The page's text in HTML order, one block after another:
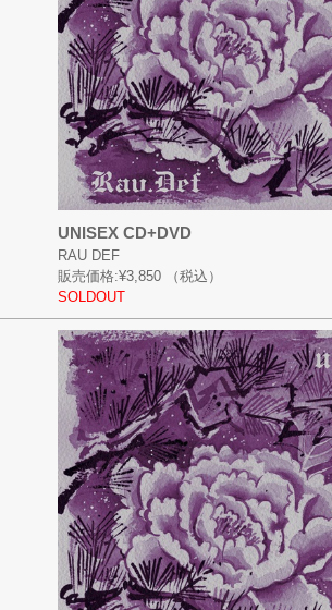
UNISEX CD+DVD
RAU DEF
販売価格:¥3,850
（税込）
SOLDOUT